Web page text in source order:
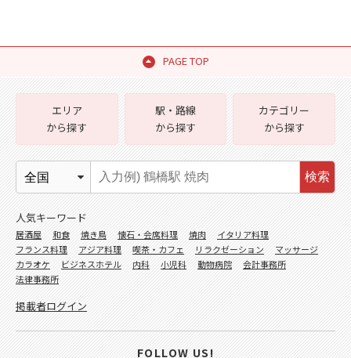
PAGE TOP
エリア
から探す
駅・路線
から探す
カテゴリー
から探す
検索
人気キーワード
居酒屋 和食 焼き鳥 懐石・会席料理 焼肉
イタリア料理
フランス料理
アジア料理 喫茶・カフェ リラクゼーション
マッサージ
カラオケ
ビジネスホテル 内科 小児科 動物病院
会計事務所
法律事務所
掲載者ログイン
FOLLOW US!